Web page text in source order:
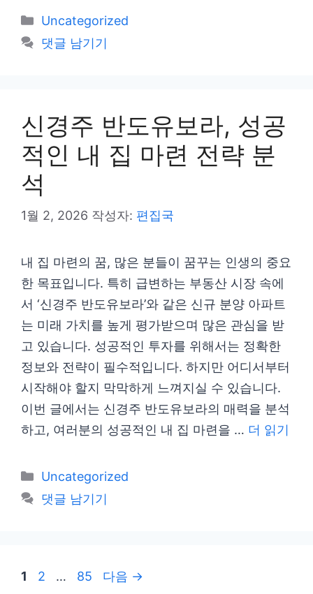
카
테
Uncategorized
댓글 남기기
신경주 반도유보라, 성공
적인 내 집 마련 전략 분
석
1월 2, 2026 작성자: 편집국
내 집 마련의 꿈, 많은 분들이 꿈꾸는 인생의 중요
한 목표입니다. 특히 급변하는 부동산 시장 속에
서 ‘신경주 반도유보라’와 같은 신규 분양 아파트
는 미래 가치를 높게 평가받으며 많은 관심을 받
고 있습니다. 성공적인 투자를 위해서는 정확한
정보와 전략이 필수적입니다. 하지만 어디서부터
시작해야 할지 막막하게 느껴지실 수 있습니다.
이번 글에서는 신경주 반도유보라의 매력을 분석
하고, 여러분의 성공적인 내 집 마련을 … 더 읽기
카
테
Uncategorized
댓글 남기기
페
1
페
2 …
페
85 다음 →